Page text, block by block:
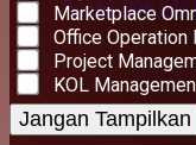
Marketplace
Office Operation
Project
KOL
Jangan Tampilkan
+62 896